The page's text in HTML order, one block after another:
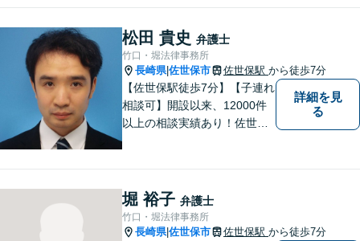
添い、適切な解決へと導きま
す。まずはお気軽にご相談く
ださい。【初回面談無料】
松田 貴史 弁護士
竹口・堀法律事務所
長崎県|佐世保市 佐世保駅 から徒歩7分
【佐世保駅徒歩7分】【子連れ
相談可】開設以来、12000件
以上の相談実績あり！佐世保
題・企業法務等、お困りごと
はなんでもご相談ください。
【他士業連携】
詳細を見
る
堀 裕子 弁護士
竹口・堀法律事務所
長崎県|佐世保市 佐世保駅 から徒歩7分